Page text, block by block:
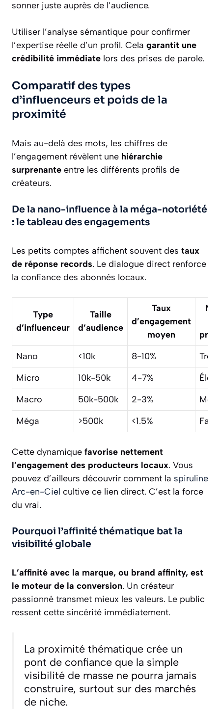
sonner juste auprès de l’audience.
Utiliser l’analyse sémantique pour confirmer
l’expertise réelle d’un profil. Cela garantit une
crédibilité immédiate lors des prises de parole.
Comparatif des types
d’influenceurs et poids de la
proximité
Mais au-delà des mots, les chiffres de
l’engagement révèlent une hiérarchie
surprenante entre les différents profils de
créateurs.
De la nano-influence à la méga-notoriété
: le tableau des engagements
Les petits comptes affichent souvent des taux
de réponse records. Le dialogue direct renforce
la confiance des abonnés locaux.
Type
d’influenceur
Taille
d’audience
Taux
d’engagement
moyen
Nano
<10k 8-10%
Très
Micro
10k-50k 4-7%
Macro
50k-500k 2-3%
Méga
>500k <1.5%
Cette dynamique favorise nettement
l’engagement des producteurs locaux. Vous
pouvez d’ailleurs découvrir comment la spiruline
Arc-en-Ciel cultive ce lien direct. C’est la force
du vrai.
Pourquoi l’affinité thématique bat la
visibilité globale
L’affinité avec la marque, ou brand affinity, est
le moteur de la conversion. Un créateur
passionné transmet mieux les valeurs. Le public
ressent cette sincérité immédiatement.
La proximité thématique crée un
pont de confiance que la simple
visibilité de masse ne pourra jamais
construire, surtout sur des marchés
de niche.